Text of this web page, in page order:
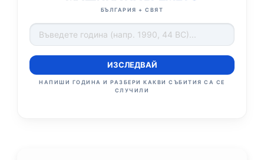
БЪЛГАРИЯ + СВЯТ
ИЗСЛЕДВАЙ
НАПИШИ ГОДИНА И РАЗБЕРИ КАКВИ СЪБИТИЯ СА СЕ
СЛУЧИЛИ